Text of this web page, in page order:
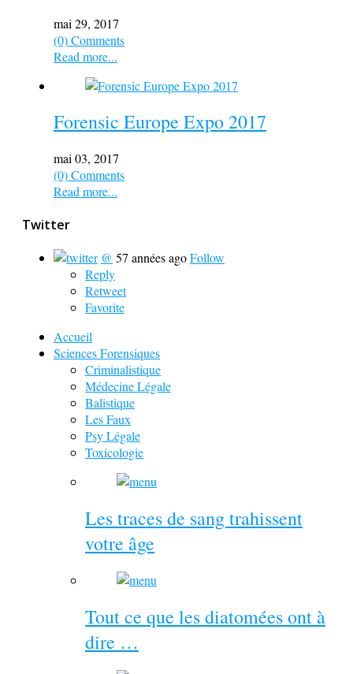
mai 29, 2017
(0) Comments
Read more...
Forensic Europe Expo 2017
mai 03, 2017
(0) Comments
Read more...
Twitter
@ 57 années agoFollow
Reply
Retweet
Favorite
Accueil
Sciences Forensiques
Criminalistique
Médecine Légale
Balistique
Les Faux
Psy Légale
Toxicologie
Les traces de sang trahissent
votre âge
Tout ce que les diatomées ont à
dire …